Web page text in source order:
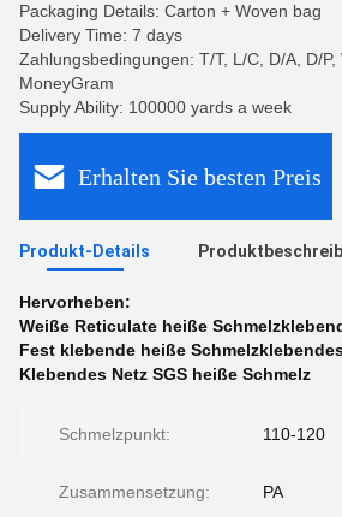
Packaging Details: Carton + Woven bag
Delivery Time: 7 days
Zahlungsbedingungen: T/T, L/C, D/A, D/P,
MoneyGram
Supply Ability: 100000 yards a week
Erhalten Sie besten Preis
Produkt-Details
Hervorheben:
Weiße Reticulate heiße
Fest klebende heiße
Klebendes Netz SGS heiße Schmelz
Schmelzpunkt: 110-120
Zusammensetzung: PA